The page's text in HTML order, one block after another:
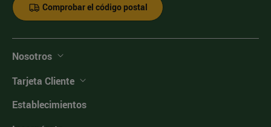
Comprobar el código postal
Nosotros
Tarjeta Cliente
Establecimientos